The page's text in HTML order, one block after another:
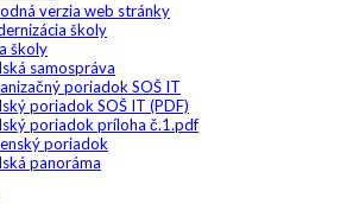
verzia web stránky
školy
školy
samospráva
poriadok SOŠ IT
poriadok SOŠ IT (PDF)
poriadok príloha č.1.pdf
poriadok
panoráma